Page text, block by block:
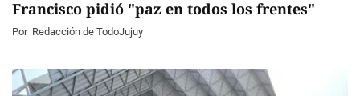
Francisco pidió "paz en todos los frentes"
Por Redacción de TodoJujuy